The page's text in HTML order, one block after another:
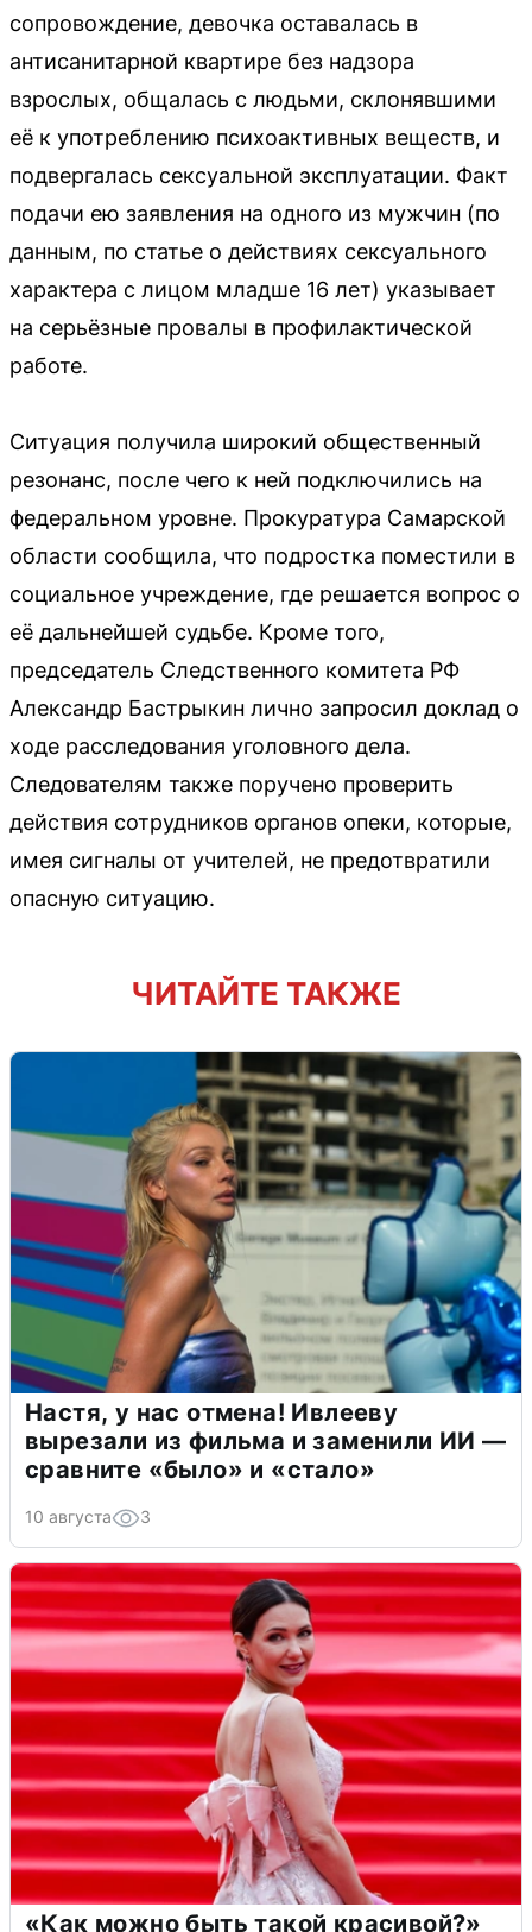
сопровождение, девочка оставалась в
антисанитарной квартире без надзора
взрослых, общалась с людьми, склонявшими
её к употреблению психоактивных веществ, и
подвергалась сексуальной эксплуатации. Факт
подачи ею заявления на одного из мужчин (по
данным, по статье о действиях сексуального
характера с лицом младше 16 лет) указывает
на серьёзные провалы в профилактической
работе.
Ситуация получила широкий общественный
резонанс, после чего к ней подключились на
федеральном уровне. Прокуратура Самарской
области сообщила, что подростка поместили в
социальное учреждение, где решается вопрос о
её дальнейшей судьбе. Кроме того,
председатель Следственного комитета РФ
Александр Бастрыкин лично запросил доклад о
ходе расследования уголовного дела.
Следователям также поручено проверить
действия сотрудников органов опеки, которые,
имея сигналы от учителей, не предотвратили
опасную ситуацию.
ЧИТАЙТЕ ТАКЖЕ
Настя, у нас отмена! Ивлееву
вырезали из фильма и заменили ИИ —
сравните «было» и «стало»
10 августа 3
«Как можно быть такой красивой?»